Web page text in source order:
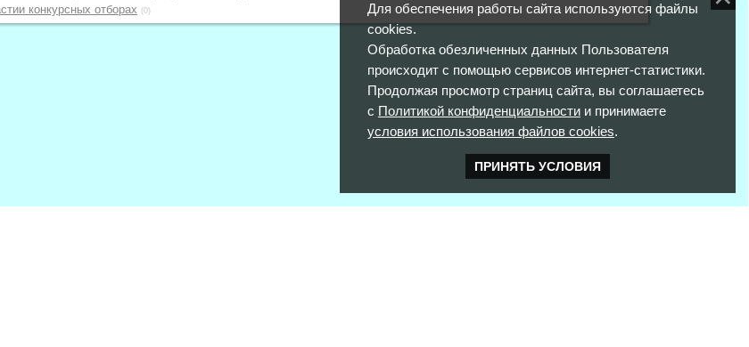
конкурсных отборах (0)
Для обеспечения работы сайта используются файлы
cookies.
Обработка обезличенных данных Пользователя
происходит с помощью сервисов интернет-статистики.
Продолжая просмотр страниц сайта, вы соглашаетесь
с Политикой конфиденциальностии принимаете
условия использования файлов cookies.
ПРИНЯТЬ УСЛОВИЯ